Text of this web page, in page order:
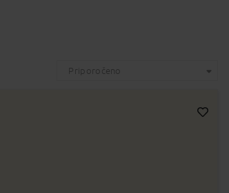
Priporočeno